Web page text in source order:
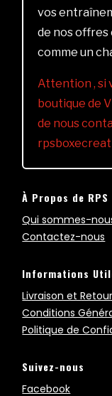
vos
de nos offres
comme un
Attention , si
boutique de
de nous
À Propos de RPS
Qui sommes-
Contactez-nous
Informations
Livraison et
Conditions
Politique de
Suivez-nous
Facebook